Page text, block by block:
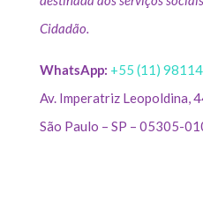
Cidadão.
WhatsApp: +55 (11)
Av. Imperatriz Leopoldina,
São Paulo – SP – 05305-